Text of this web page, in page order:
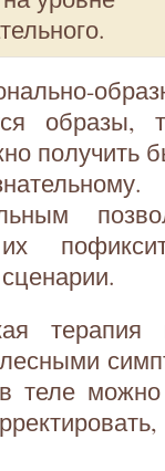
образы,
получить
терапия
теле можно